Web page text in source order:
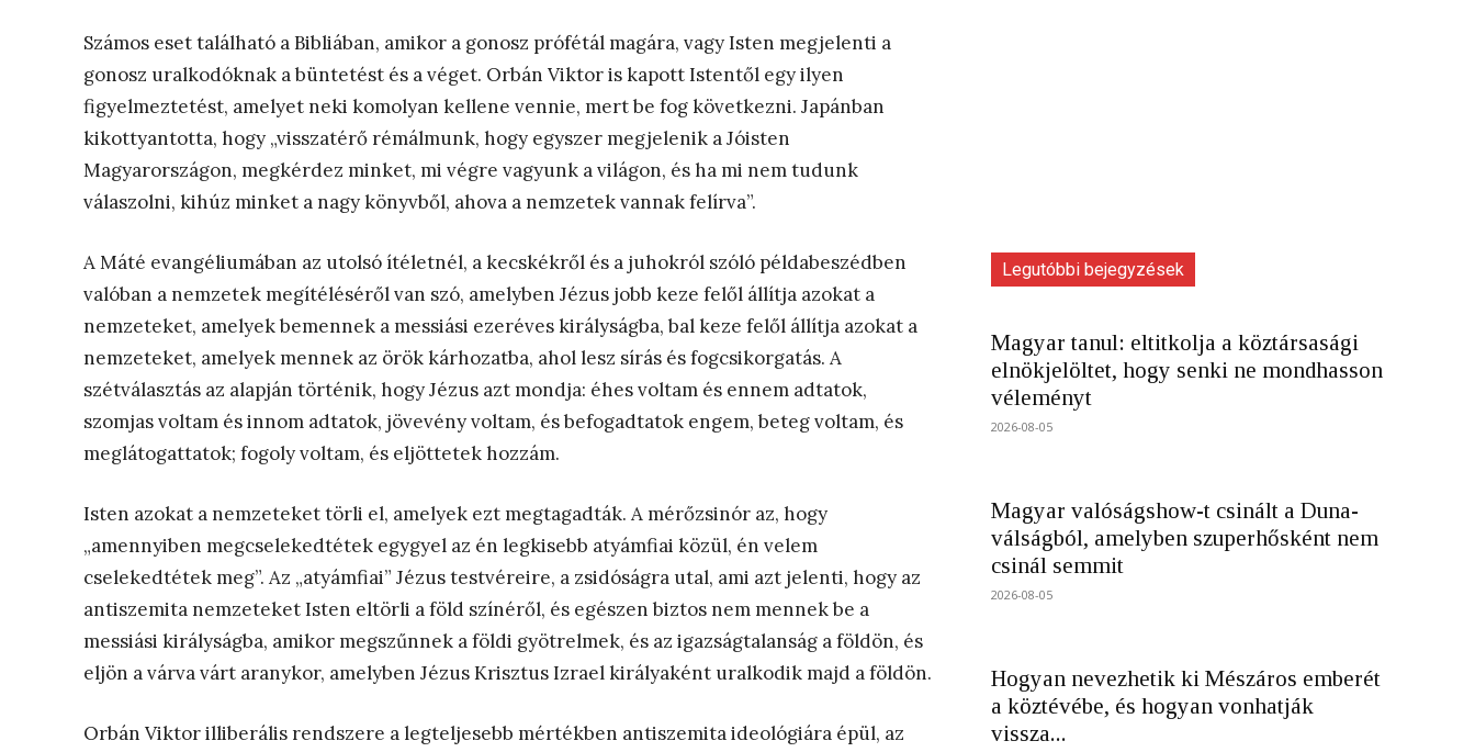
Számos eset található a Bibliában, amikor a gonosz prófétál magára, vagy Isten megjelenti a
gonosz uralkodóknak a büntetést és a véget. Orbán Viktor is kapott Istentől egy ilyen
figyelmeztetést, amelyet neki komolyan kellene vennie, mert be fog következni. Japánban
kikottyantotta, hogy „visszatérő rémálmunk, hogy egyszer megjelenik a Jóisten
Magyarországon, megkérdez minket, mi végre vagyunk a világon, és ha mi nem tudunk
válaszolni, kihúz minket a nagy könyvből, ahova a nemzetek vannak felírva”.
A Máté evangéliumában az utolsó ítéletnél, a kecskékről és a juhokról szóló példabeszédben
valóban a nemzetek megítéléséről van szó, amelyben Jézus jobb keze felől állítja azokat a
nemzeteket, amelyek bemennek a messiási ezeréves királyságba, bal keze felől állítja azokat a
nemzeteket, amelyek mennek az örök kárhozatba, ahol lesz sírás és fogcsikorgatás. A
szétválasztás az alapján történik, hogy Jézus azt mondja: éhes voltam és ennem adtatok,
szomjas voltam és innom adtatok, jövevény voltam, és befogadtatok engem, beteg voltam, és
meglátogattatok; fogoly voltam, és eljöttetek hozzám.
Isten azokat a nemzeteket törli el, amelyek ezt megtagadták. A mérőzsinór az, hogy
„amennyiben megcselekedtétek egygyel az én legkisebb atyámfiai közül, én velem
cselekedtétek meg”. Az „atyámfiai” Jézus testvéreire, a zsidóságra utal, ami azt jelenti, hogy az
antiszemita nemzeteket Isten eltörli a föld színéről, és egészen biztos nem mennek be a
messiási királyságba, amikor megszűnnek a földi gyötrelmek, és az igazságtalanság a földön, és
eljön a várva várt aranykor, amelyben Jézus Krisztus Izrael királyaként uralkodik majd a földön.
Orbán Viktor illiberális rendszere a legteljesebb mértékben antiszemita ideológiára épül, az
Legutóbbi bejegyzések
Magyar tanul: eltitkolja a köztársasági
elnökjelöltet, hogy senki ne mondhasson
véleményt
2026-08-05
Magyar valóságshow-t csinált a Duna-
válságból, amelyben szuperhősként nem
csinál semmit
2026-08-05
Hogyan nevezhetik ki Mészáros emberét
a köztévébe, és hogyan vonhatják
vissza...